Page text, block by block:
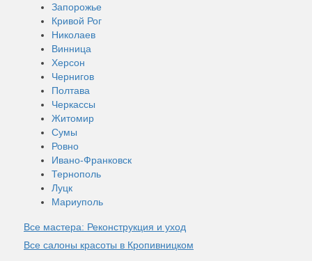
Запорожье
Кривой Рог
Николаев
Винница
Херсон
Чернигов
Полтава
Черкассы
Житомир
Сумы
Ровно
Ивано-Франковск
Тернополь
Луцк
Мариуполь
Все мастера: Реконструкция и уход
Все салоны красоты в Кропивницком